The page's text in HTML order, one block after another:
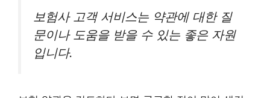
보험사 고객 서비스는 약관에 대한 질
문이나 도움을 받을 수 있는 좋은 자원
입니다.